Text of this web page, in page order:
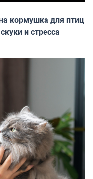
кормушка для птиц
и стресса